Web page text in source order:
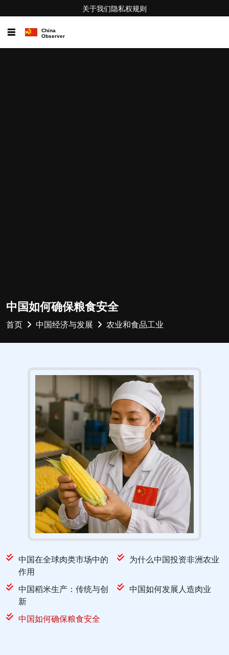
关于我们隐私权规则
☰
中国如何确保粮食安全
首页 中国经济与发展 农业和食品工业
中国在全球肉类市场中的
作用
为什么中国投资非洲农业
中国稻米生产：传统与创
新
中国如何发展人造肉业
中国如何确保粮食安全